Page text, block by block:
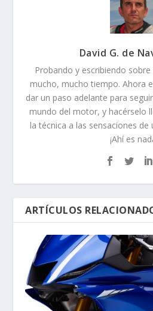
David G. de
Probando y escribiendo
mucho, mucho tiempo. Ahora
dar un paso adelante para
mundo del motor, y hacérselo
la técnica a las sensaciones
¡Ahí es
ARTÍCULOS